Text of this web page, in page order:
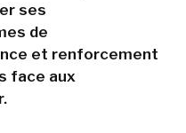
ses
de
et renforcement
face aux